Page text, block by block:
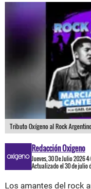
Tributo Oxígeno al Rock
Redacción Oxigeno
Jueves, 30 De Julio 2026
Actualizado el 30 de julio
Los amantes del rock